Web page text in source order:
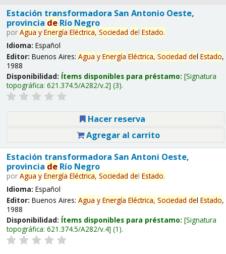
Estación transformadora San Antonio Oeste,
provincia deRío Negro
por Agua y Energía Eléctrica, Sociedad del Estado.
Idioma: Español
Editor: Buenos Aires: Agua y Energía Eléctrica, Sociedad del Estado,
1988
Disponibilidad: Ítems disponibles para préstamo: Signatura
topográfica: 621.374.5/A282/v.2 (3).
Hacer reserva
Agregar al carrito
Estación transformadora San Antoni Oeste,
provincia deRío Negro
por Agua y Energía Eléctrica, Sociedad del Estado.
Idioma: Español
Editor: Buenos Aires: Agua y Energía Eléctrica, Sociedad del Estado,
1988
Disponibilidad: Ítems disponibles para préstamo: Signatura
topográfica: 621.374.5/A282/v.4 (1).